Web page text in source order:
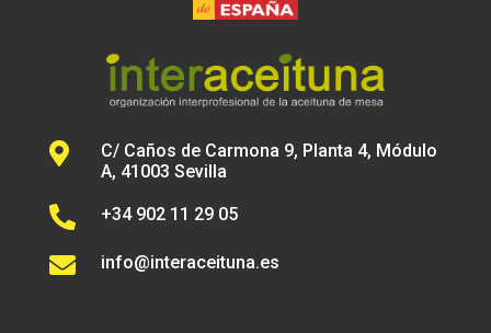

C/ Caños de Carmona 9, Planta 4, Módulo
A, 41003 Sevilla
 +34 902 11 29 05
 info@interaceituna.es